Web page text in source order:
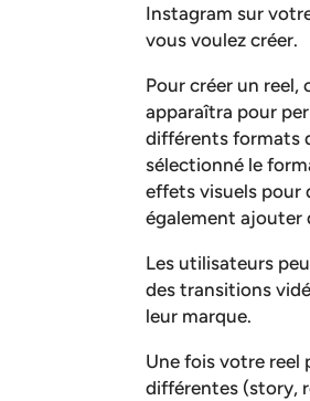
Instagram sur
vous voulez créer.
Pour créer un reel,
apparaîtra pour
différents formats
sélectionné le
effets visuels pour
également ajouter
Les utilisateurs
des transitions
leur marque.
Une fois votre reel
différentes (story,